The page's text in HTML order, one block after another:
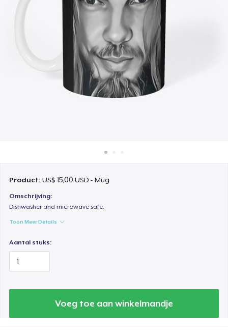
Verkoop overal
Verkoop alles
Product:US$ 15,00 USD - Mug
Omschrijving:
Dishwasher and microwave safe.
Toon Meer Details
Aantal stuks:
Voeg toe aan winkelmandje